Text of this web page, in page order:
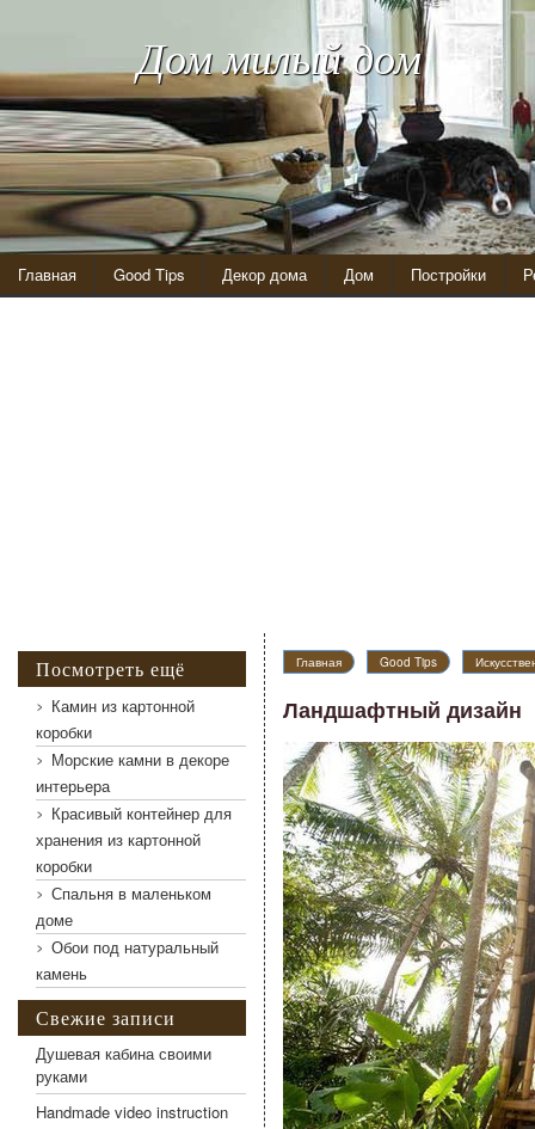
Дом милый дом
Главная Good Tips Декор дома Дом Постройки
Главная Good Tips
Ландшафтный дизайн
Посмотреть ещё
Камин из картонной
коробки
Морские камни в декоре
интерьера
Красивый контейнер для
хранения из картонной
коробки
Спальня в маленьком
доме
Обои под натуральный
камень
Свежие записи
Душевая кабина своими
руками
Handmade video instruction